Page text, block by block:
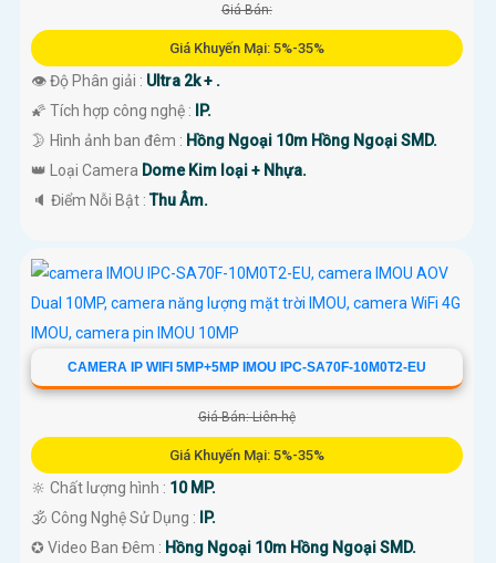
Giá Bán:
Giá Khuyến Mại: 5%-35%
👁 Độ Phân giải : Ultra 2k + .
🌠 Tích hợp công nghệ : IP.
🌛 Hình ảnh ban đêm : Hồng Ngoại 10m Hồng Ngoại SMD.
👑 Loại Camera Dome Kim loại + Nhựa.
️🔈 Điểm Nỗi Bật :Thu Âm.
CAMERA IP WIFI 5MP+5MP IMOU IPC-SA70F-10M0T2-EU
Giá Bán: Liên hệ
Giá Khuyến Mại: 5%-35%
🔆 Chất lượng hình : 10 MP.
🕉️ Công Nghệ Sử Dụng :
IP.
✪ Video Ban Đêm : Hồng Ngoại 10m Hồng Ngoại SMD.